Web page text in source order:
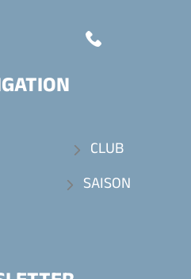
CLUB
SAISON